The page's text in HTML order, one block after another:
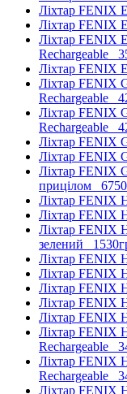
Ліхтар FENIX
Ліхтар FENIX
Ліхтар FENIX
Rechargeable
Ліхтар FENIX
Ліхтар FENIX
Rechargeable
Ліхтар FENIX
Rechargeable
Ліхтар FENIX
Ліхтар FENIX
Ліхтар FENIX
прицілом
Ліхтар FENIX
Ліхтар FENIX
Ліхтар FENIX
зелений
Ліхтар FENIX
Ліхтар FENIX
Ліхтар FENIX
Ліхтар FENIX
Ліхтар FENIX
Ліхтар FENIX
Rechargeable
Ліхтар FENIX
Rechargeable
Ліхтар FENIX